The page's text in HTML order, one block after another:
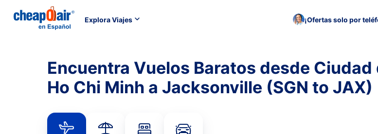
Explora Viajes ¡Ofertas solo por
Encuentra Vuelos Baratos desde Ciudad
Ho Chi Minh a Jacksonville (SGN to JAX)